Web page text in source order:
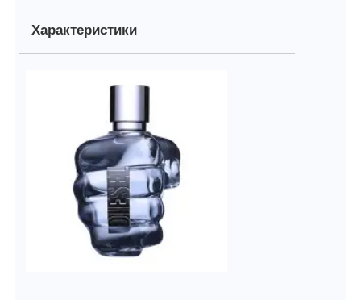
Характеристики